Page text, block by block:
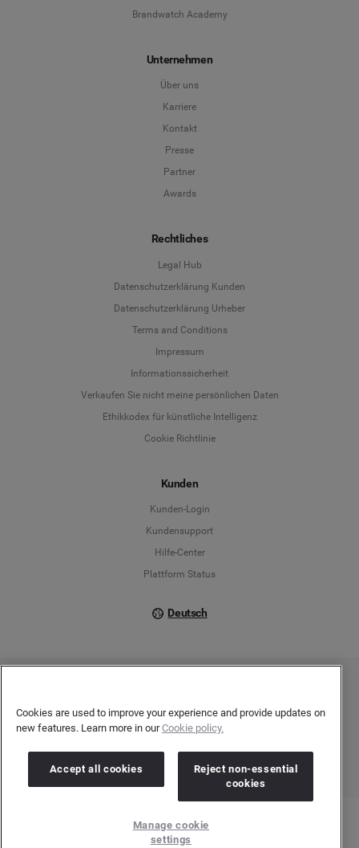
Brandwatch Academy
Unternehmen
Über uns
Karriere
Kontakt
Presse
Partner
Awards
Rechtliches
Legal Hub
Datenschutzerklärung Kunden
Datenschutzerklärung Urheber
Terms and Conditions
Impressum
Informationssicherheit
Verkaufen Sie nicht meine persönlichen Daten
Ethikkodex für künstliche Intelligenz
Cookie Richtlinie
Kunden
Kunden-Login
Kundensupport
Hilfe-Center
Plattform Status
Deutsch
Deutsch
English
Registergericht: Amtsgericht Frankfurt am Main | Registernummer: HRB 138083 |
Umsatzsteuer-Identifikationsnummer: DE278408482
Cookies are used to improve your experience and provide updates on
new features. Learn more in ourCookie policy.
Accept all cookies
Reject non-essential
cookies
Manage cookie
settings